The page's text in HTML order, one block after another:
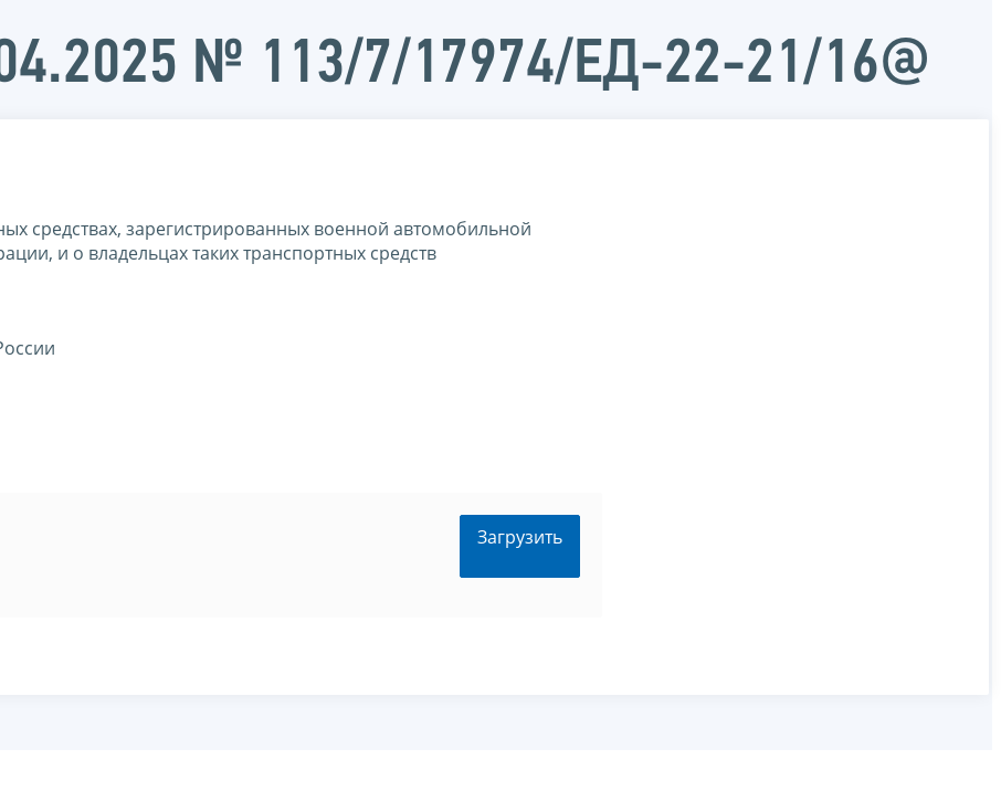
№ 113/7/17974/ЕД-22-21/16@
средствах, зарегистрированных военной автомобильной
и о владельцах таких транспортных средств
Загрузить